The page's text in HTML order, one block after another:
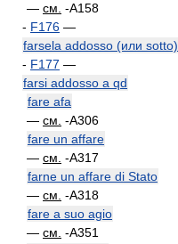
— см. -A158
- F176 —
farsela addosso (или sotto)
- F177 —
farsi addosso a qd
fare afa
— см. -A306
fare un affare
— см. -A317
farne un affare di Stato
— см. -A318
fare a suo agio
— см. -A351